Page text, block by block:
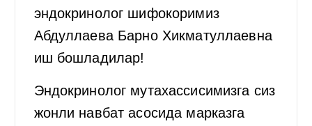
эндокринолог шифокоримиз
Абдуллаева Барно Хикматуллаевна
иш бошладилар!
Эндокринолог мутахассисимизга сиз
жонли навбат асосида марказга